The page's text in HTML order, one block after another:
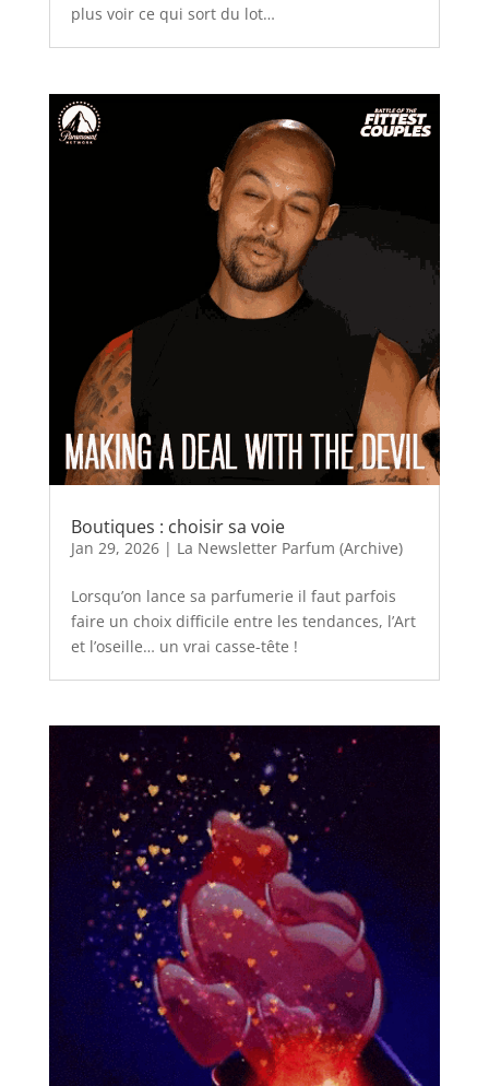
plus voir ce qui sort du lot…
Boutiques : choisir sa voie
Jan 29, 2026| La Newsletter Parfum (Archive)
Lorsqu’on lance sa parfumerie il faut parfois
faire un choix difficile entre les tendances, l’Art
et l’oseille… un vrai casse-tête !